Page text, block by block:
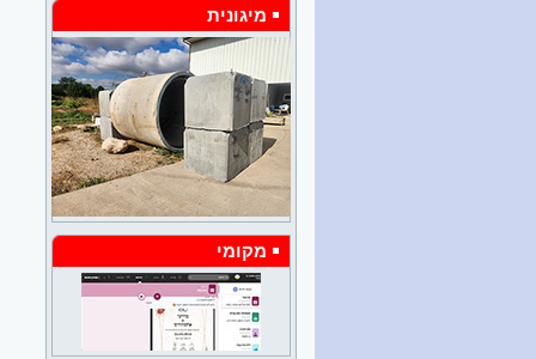
מטע השקדים. על מלאכת הקציר
נצחו ממרומי הקומביינים זמל
ויותם. את עגלת הביניים ניהג
אורי, כולם אנשי "אסיפי בר",
האגודה המעבדת את מרבית
שדות נחשון. בעוד מספר שנים
יסתיים החוזה עם אסיפי בר.
האם יקום דור חדש של חקלאים
בנחשון, שיקח על עצמו את
האתגר? או ששוב נפקיד את
שדותינו בידי אגודה אזורית?
ערב לכבוד צאת הספר הפיכת
חצר 6/26
ביום שבת 13/6 נערך בחדר
האוכל ערב לציון השקת ספרה
של יעל קיני "הפיכת חצר". בלובי
חדר האוכל נתלו תמונות,
מיגונית
מקומי